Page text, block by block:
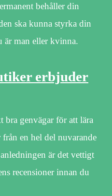
behåller din
ska kunna styrka din
är man eller kvinna.
erbjuder
genvägar för att lära
en hel del nuvarande
är det vettigt
recensioner innan du